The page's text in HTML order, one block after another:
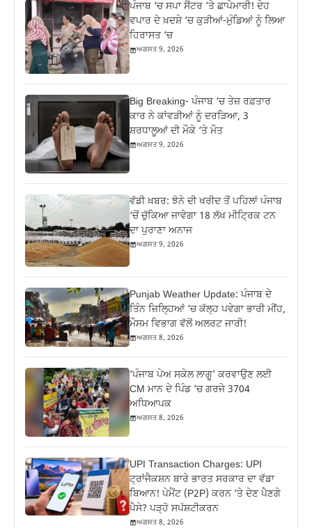
ਪੰਜਾਬ ‘ਚ ਸਪਾ ਸੈਂਟਰ ‘ਤੇ ਛਾਪੇਮਾਰੀ! ਦੇਹ
ਵਪਾਰ ਦੇ ਖ਼ਦਸ਼ੇ ‘ਚ ਕੁੜੀਆਂ-ਮੁੰਡਿਆਂ ਨੂੰ ਲਿਆ
ਹਿਰਾਸਤ ‘ਚ
ਅਗਸਤ 9, 2026
Big Breaking- ਪੰਜਾਬ ‘ਚ ਤੇਜ਼ ਰਫ਼ਤਾਰ
ਕਾਰ ਨੇ ਕਾਂਵੜੀਆਂ ਨੂੰ ਦਰੜਿਆ, 3
ਸ਼ਰਧਾਲੂਆਂ ਦੀ ਮੌਕੇ ‘ਤੇ ਮੌਤ
ਅਗਸਤ 9, 2026
ਵੱਡੀ ਖ਼ਬਰ: ਝੋਨੇ ਦੀ ਖਰੀਦ ਤੋਂ ਪਹਿਲਾਂ ਪੰਜਾਬ
‘ਚੋਂ ਚੁੱਕਿਆ ਜਾਵੇਗਾ 18 ਲੱਖ ਮੀਟ੍ਰਿਕ ਟਨ
ਦਾ ਪੁਰਾਣਾ ਅਨਾਜ
ਅਗਸਤ 9, 2026
Punjab Weather Update: ਪੰਜਾਬ ਦੇ
ਤਿੰਨ ਜ਼‍ਿਲ੍ਹਿਆਂ ‘ਚ ਕੱਲ੍ਹ ਪਵੇਗਾ ਭਾਰੀ ਮੀਂਹ,
ਮੌਸਮ ਵਿਭਾਗ ਵੱਲੋਂ ਅਲਰਟ ਜਾਰੀ!
ਅਗਸਤ 8, 2026
‘ਪੰਜਾਬ ਪੇਅ ਸਕੇਲ ਲਾਗੂ’ ਕਰਵਾਉਣ ਲਈ
CM ਮਾਨ ਦੇ ਪਿੰਡ ‘ਚ ਗਰਜੇ 3704
ਅਧਿਆਪਕ
ਅਗਸਤ 8, 2026
UPI Transaction Charges: UPI
ਟ੍ਰਾਂਜੈਕਸ਼ਨ ਬਾਰੇ ਭਾਰਤ ਸਰਕਾਰ ਦਾ ਵੱਡਾ
ਬਿਆਨ! ਪੇਮੈਂਟ (P2P) ਕਰਨ ‘ਤੇ ਦੇਣ ਪੈਣਗੇ
ਪੈਸੇ? ਪੜ੍ਹੋ ਸਪੱਸ਼ਟੀਕਰਨ
ਅਗਸਤ 8, 2026